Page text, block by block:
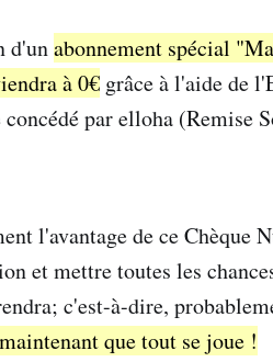
d'unabonnement spécial
à 0€ grâce à l'aide de
par elloha (Remise
l'avantage de ce Chèque
et mettre toutes les
c'est-à-dire,
que tout se joue !